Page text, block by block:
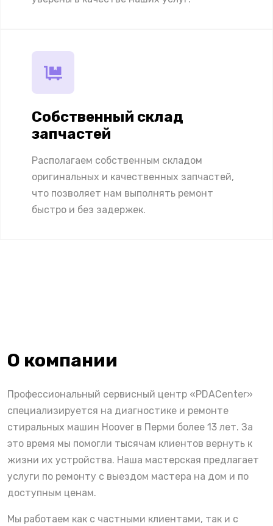
Собственный склад
запчастей
Располагаем собственным складом
оригинальных и качественных запчастей,
что позволяет нам выполнять ремонт
быстро и без задержек.
О компании
Профессиональный сервисный центр «PDACenter»
специализируется на диагностике и ремонте
стиральных машин Hoover в Перми более 13 лет. За
это время мы помогли тысячам клиентов вернуть к
жизни их устройства. Наша мастерская предлагает
услуги по ремонту с выездом мастера на дом и по
доступным ценам.
Мы работаем как с частными клиентами, так и с